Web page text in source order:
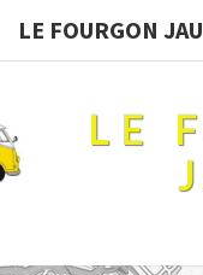
LE FOURGON
LE